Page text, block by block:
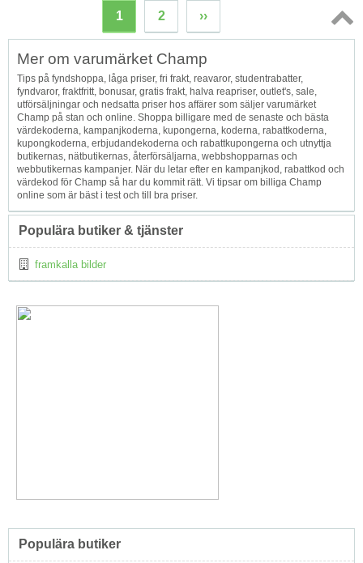
1 2 ››
Topp
Mer om varumärket Champ
Tips på fyndshoppa, låga priser, fri frakt, reavaror, studentrabatter,
fyndvaror, fraktfritt, bonusar, gratis frakt, halva reapriser, outlet's, sale,
utförsäljningar och nedsatta priser hos affärer som säljer varumärket
Champ på stan och online. Shoppa billigare med de senaste och bästa
värdekoderna, kampanjkoderna, kupongerna, koderna, rabattkoderna,
kupongkoderna, erbjudandekoderna och rabattkupongerna och utnyttja
butikernas, nätbutikernas, återförsäljarna, webbshopparnas och
webbutikernas kampanjer. När du letar efter en kampanjkod, rabattkod och
värdekod för Champ så har du kommit rätt. Vi tipsar om billiga Champ
online som är bäst i test och till bra priser.
Populära butiker & tjänster
framkalla bilder
Populära butiker